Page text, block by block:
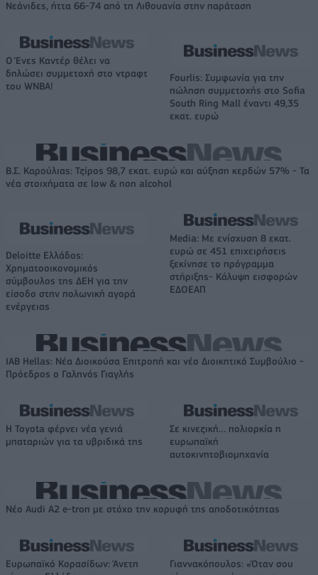
Νεάνιδες, ήττα 66-74 από τη Λιθουανία στην παράταση
Ο Ένες Καντέρ θέλει να
δηλώσει συμμετοχή στο ντραφτ
του WNBA!
Fourlis: Συμφωνία για την
πώληση συμμετοχής στο Sofia
South Ring Mall έναντι 49,35
εκατ. ευρώ
Β.Σ. Καρούλιας: Τζίρος 98,7 εκατ. ευρώ και αύξηση κερδών 57% - Τα
νέα στοιχήματα σε low & non alcohol
Deloitte Ελλάδος:
Χρηματοοικονομικός
σύμβουλος της ΔΕΗ για την
είσοδο στην πολωνική αγορά
ενέργειας
Media: Με ενίσχυση 8 εκατ.
ευρώ σε 451 επιχειρήσεις
ξεκίνησε το πρόγραμμα
στήριξης- Κάλυψη εισφορών
ΕΔΟΕΑΠ
IAB Hellas: Νέα Διοικούσα Επιτροπή και νέο Διοικητικό Συμβούλιο -
Πρόεδρος ο Γαληνός Γιαγλής
Η Toyota φέρνει νέα γενιά
μπαταριών για τα υβριδικά της
Σε κινεζική… πολιορκία η
ευρωπαϊκή
αυτοκινητοβιομηχανία
Νέο Audi A2 e-tron με στόχο την κορυφή της αποδοτικότητας
Ευρωπαϊκό Κορασίδων: Άνετη
Γιαννακόπουλος: «Όταν σου